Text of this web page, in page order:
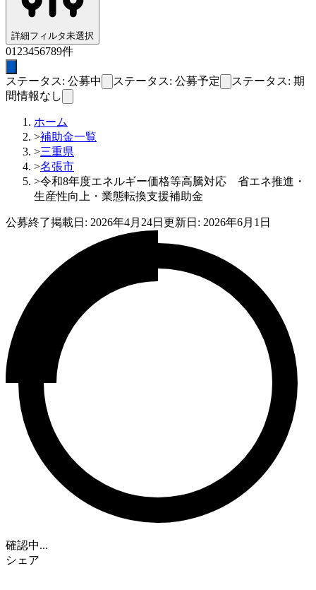
詳細フィルタ未選択
01 23456789件
ステータス: 公募中 ステータス: 公募予定
ステータス: 期
間情報なし
ホーム
>補助金一覧
>三重県
>名張市
>令和8年度エネルギー価格等高騰対応 省エネ推進・
生産性向上・業態転換支援補助金
公募終了掲載日: 2026年4月24日 更新日: 2026年6月1日
確認中...
シェア